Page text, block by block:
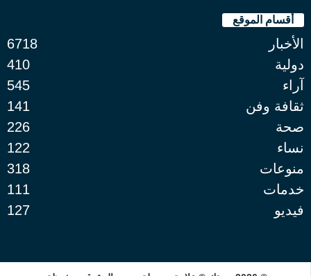
أقسام الموقع
الأخبار
6718
دولية
410
آراء
545
ثقافة وفن
141
صحة
226
نساء
122
منوعات
318
خدمات
111
فيديو
127